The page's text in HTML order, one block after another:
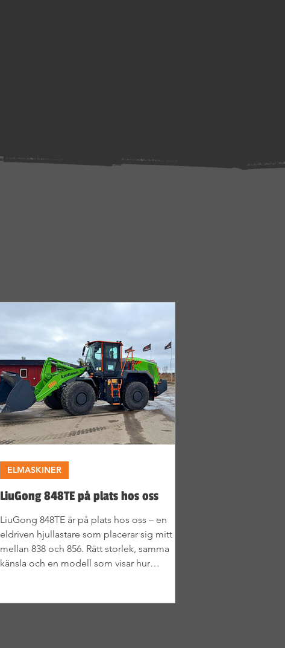
LiuGong 848TE på plats hos oss
LiuGong 848TE är på plats hos oss – en
eldriven hjullastare som placerar sig mitt
mellan 838 och 856. Rätt storlek, samma
känsla och en modell som visar hur
ELMASKINER